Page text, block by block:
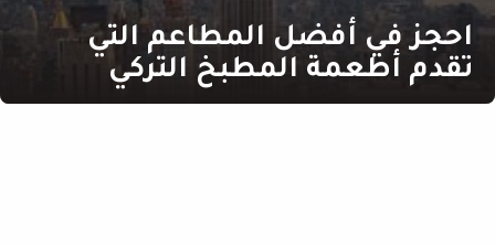
احجز في أفضل المطاعم التي
تقدم أطعمة المطبخ التركي